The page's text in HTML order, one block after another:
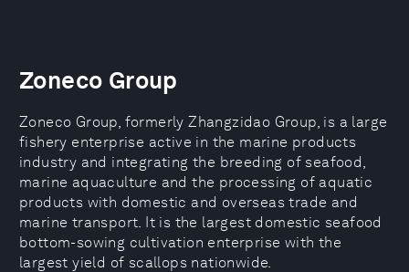
Zoneco Group
Zoneco Group, formerly Zhangzidao Group, is a large
fishery enterprise active in the marine products
industry and integrating the breeding of seafood,
marine aquaculture and the processing of aquatic
products with domestic and overseas trade and
marine transport. It is the largest domestic seafood
bottom-sowing cultivation enterprise with the
largest yield of scallops nationwide.